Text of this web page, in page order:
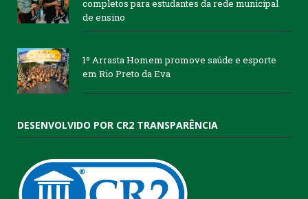
completos para estudantes da rede municipal
de ensino
1º Arrasta Homem promove saúde e esporte
em Rio Preto da Eva
DESENVOLVIDO POR CR2 TRANSPARÊNCIA